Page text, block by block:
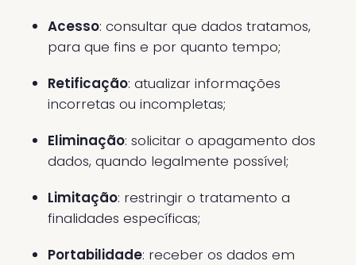
Acesso: consultar que dados tratamos,
para que fins e por quanto tempo;
Retificação: atualizar informações
incorretas ou incompletas;
Eliminação: solicitar o apagamento dos
dados, quando legalmente possível;
Limitação: restringir o tratamento a
finalidades específicas;
Portabilidade: receber os dados em